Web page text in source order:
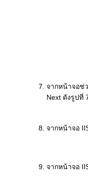
จากหน้าจอช่
Next ดังรูปที่
จากหน้าจอ
จากหน้าจอ